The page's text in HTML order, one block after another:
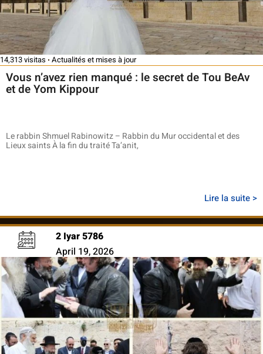
14,313 visitas Actualités et mises à jour
Vous n’avez rien manqué : le secret de Tou BeAv
et de Yom Kippour
Le rabbin Shmuel Rabinowitz – Rabbin du Mur occidental et des
Lieux saints À la fin du traité Ta’anit,
Lire la suite >
2 Iyar 5786
April 19, 2026